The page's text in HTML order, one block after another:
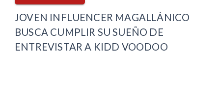
JOVEN INFLUENCER MAGALLÁNICO
BUSCA CUMPLIR SU SUEÑO DE
ENTREVISTAR A KIDD VOODOO